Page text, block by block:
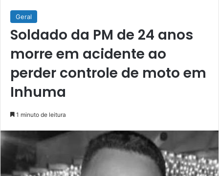
Geral
Soldado da PM de 24 anos
morre em acidente ao
perder controle de moto em
Inhuma
1 minuto de leitura